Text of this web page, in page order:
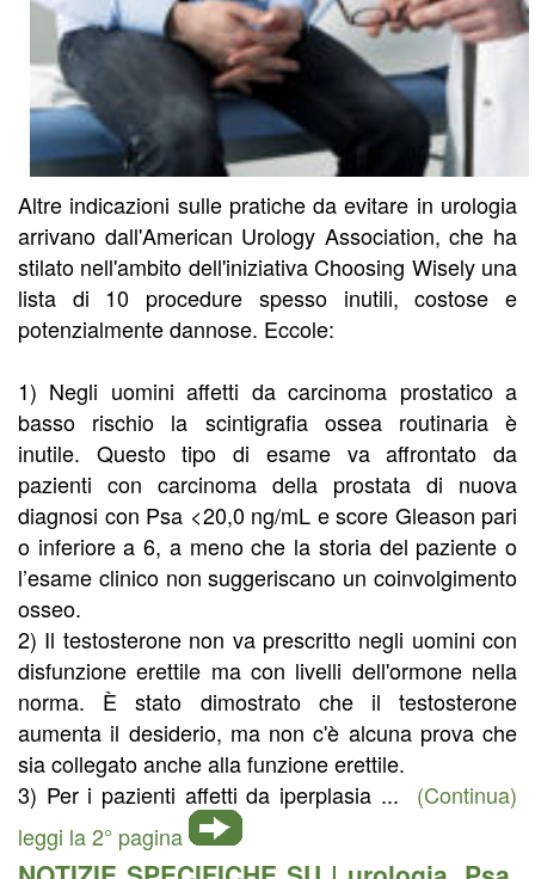
Altre indicazioni sulle pratiche da evitare in urologia
arrivano dall'American Urology Association, che ha
stilato nell'ambito dell'iniziativa Choosing Wisely una
lista di 10 procedure spesso inutili, costose e
potenzialmente dannose. Eccole:
1) Negli uomini affetti da carcinoma prostatico a
basso rischio la scintigrafia ossea routinaria è
inutile. Questo tipo di esame va affrontato da
pazienti con carcinoma della prostata di nuova
diagnosi con Psa <20,0 ng/mL e score Gleason pari
o inferiore a 6, a meno che la storia del paziente o
l’esame clinico non suggeriscano un coinvolgimento
osseo.
2) Il testosterone non va prescritto negli uomini con
disfunzione erettile ma con livelli dell'ormone nella
norma. È stato dimostrato che il testosterone
aumenta il desiderio, ma non c'è alcuna prova che
sia collegato anche alla funzione erettile.
3) Per i pazienti affetti da iperplasia ... (Continua)
leggi la 2° pagina